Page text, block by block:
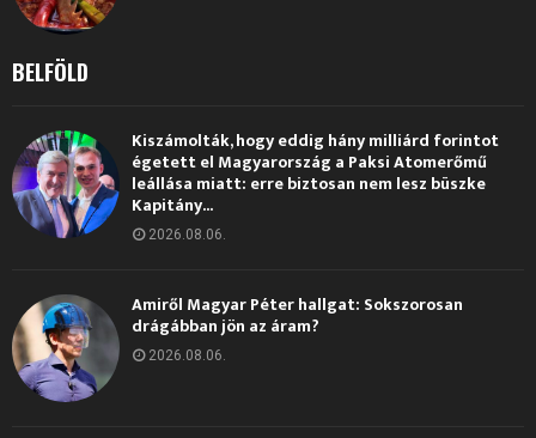
BELFÖLD
Kiszámolták, hogy eddig hány milliárd forintot
égetett el Magyarország a Paksi Atomerőmű
leállása miatt: erre biztosan nem lesz büszke
Kapitány...
2026.08.06.
Amiről Magyar Péter hallgat: Sokszorosan
drágábban jön az áram?
2026.08.06.